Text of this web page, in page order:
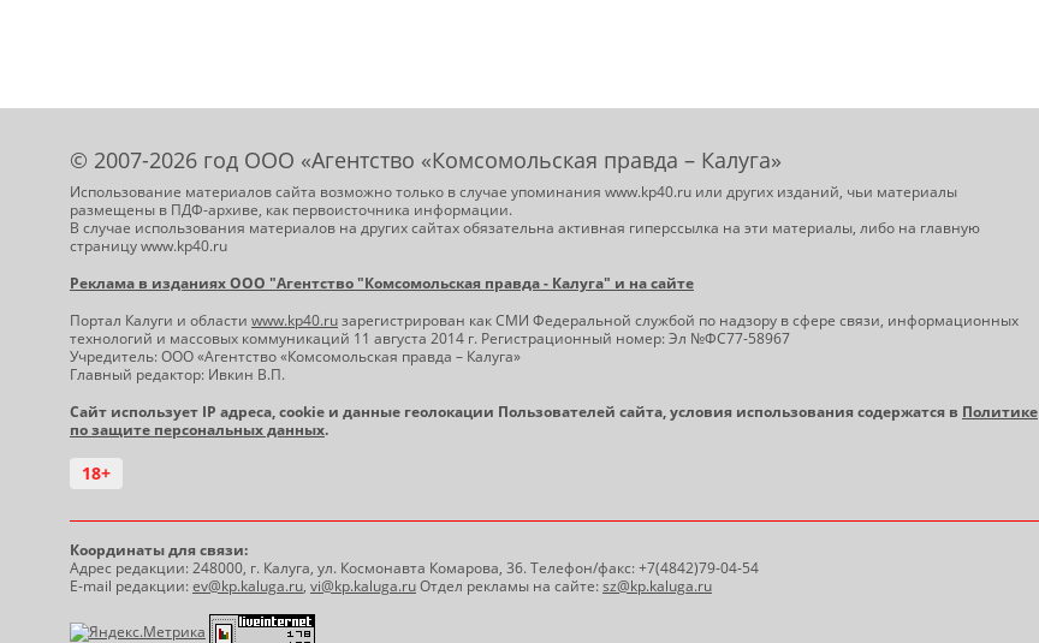
© 2007-2026 год ООО «Агентство «Комсомольская правда – Калуга»
Использование материалов сайта возможно только в случае упоминания www.kp40.ru или других изданий, чьи материалы
размещены в ПДФ-архиве, как первоисточника информации.
В случае использования материалов на других сайтах обязательна активная гиперссылка на эти материалы, либо на главную
страницу www.kp40.ru
Реклама в изданиях ООО "Агентство "Комсомольская правда - Калуга" и на сайте
Портал Калуги и области www.kp40.ruзарегистрирован как СМИ Федеральной службой по надзору в сфере связи, информационных
технологий и массовых коммуникаций 11 августа 2014 г. Регистрационный номер: Эл №ФС77-58967
Учредитель: ООО «Агентство «Комсомольская правда – Калуга»
Главный редактор: Ивкин В.П.
Сайт использует IP адреса, cookie и данные геолокации Пользователей сайта, условия использования содержатся в Политике
по защите персональных данных.
18+
Координаты для связи:
Адрес редакции: 248000, г. Калуга, ул. Космонавта Комарова, 36. Телефон/факс: +7(4842)79-04-54
E-mail редакции:ev@kp.kaluga.ru, vi@kp.kaluga.ruОтдел рекламы на сайте:sz@kp.kaluga.ru